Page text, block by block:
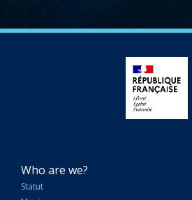
NAVIGATION
PRINCIPALE
Who are we?
Statut